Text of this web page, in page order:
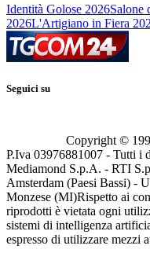
Identità Golose 2026Salone
2026L'Artigiano in Fiera
Seguici su
Copyright ©
P.Iva 03976881007 - Tutti i
Mediamond S.p.A. - RTI
Amsterdam (Paesi Bassi) -
Monzese (MI)Rispetto ai
riprodotti è vietata ogni
sistemi di intelligenza
espresso di utilizzare mezzi